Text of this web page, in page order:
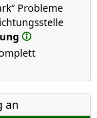
Probleme
an